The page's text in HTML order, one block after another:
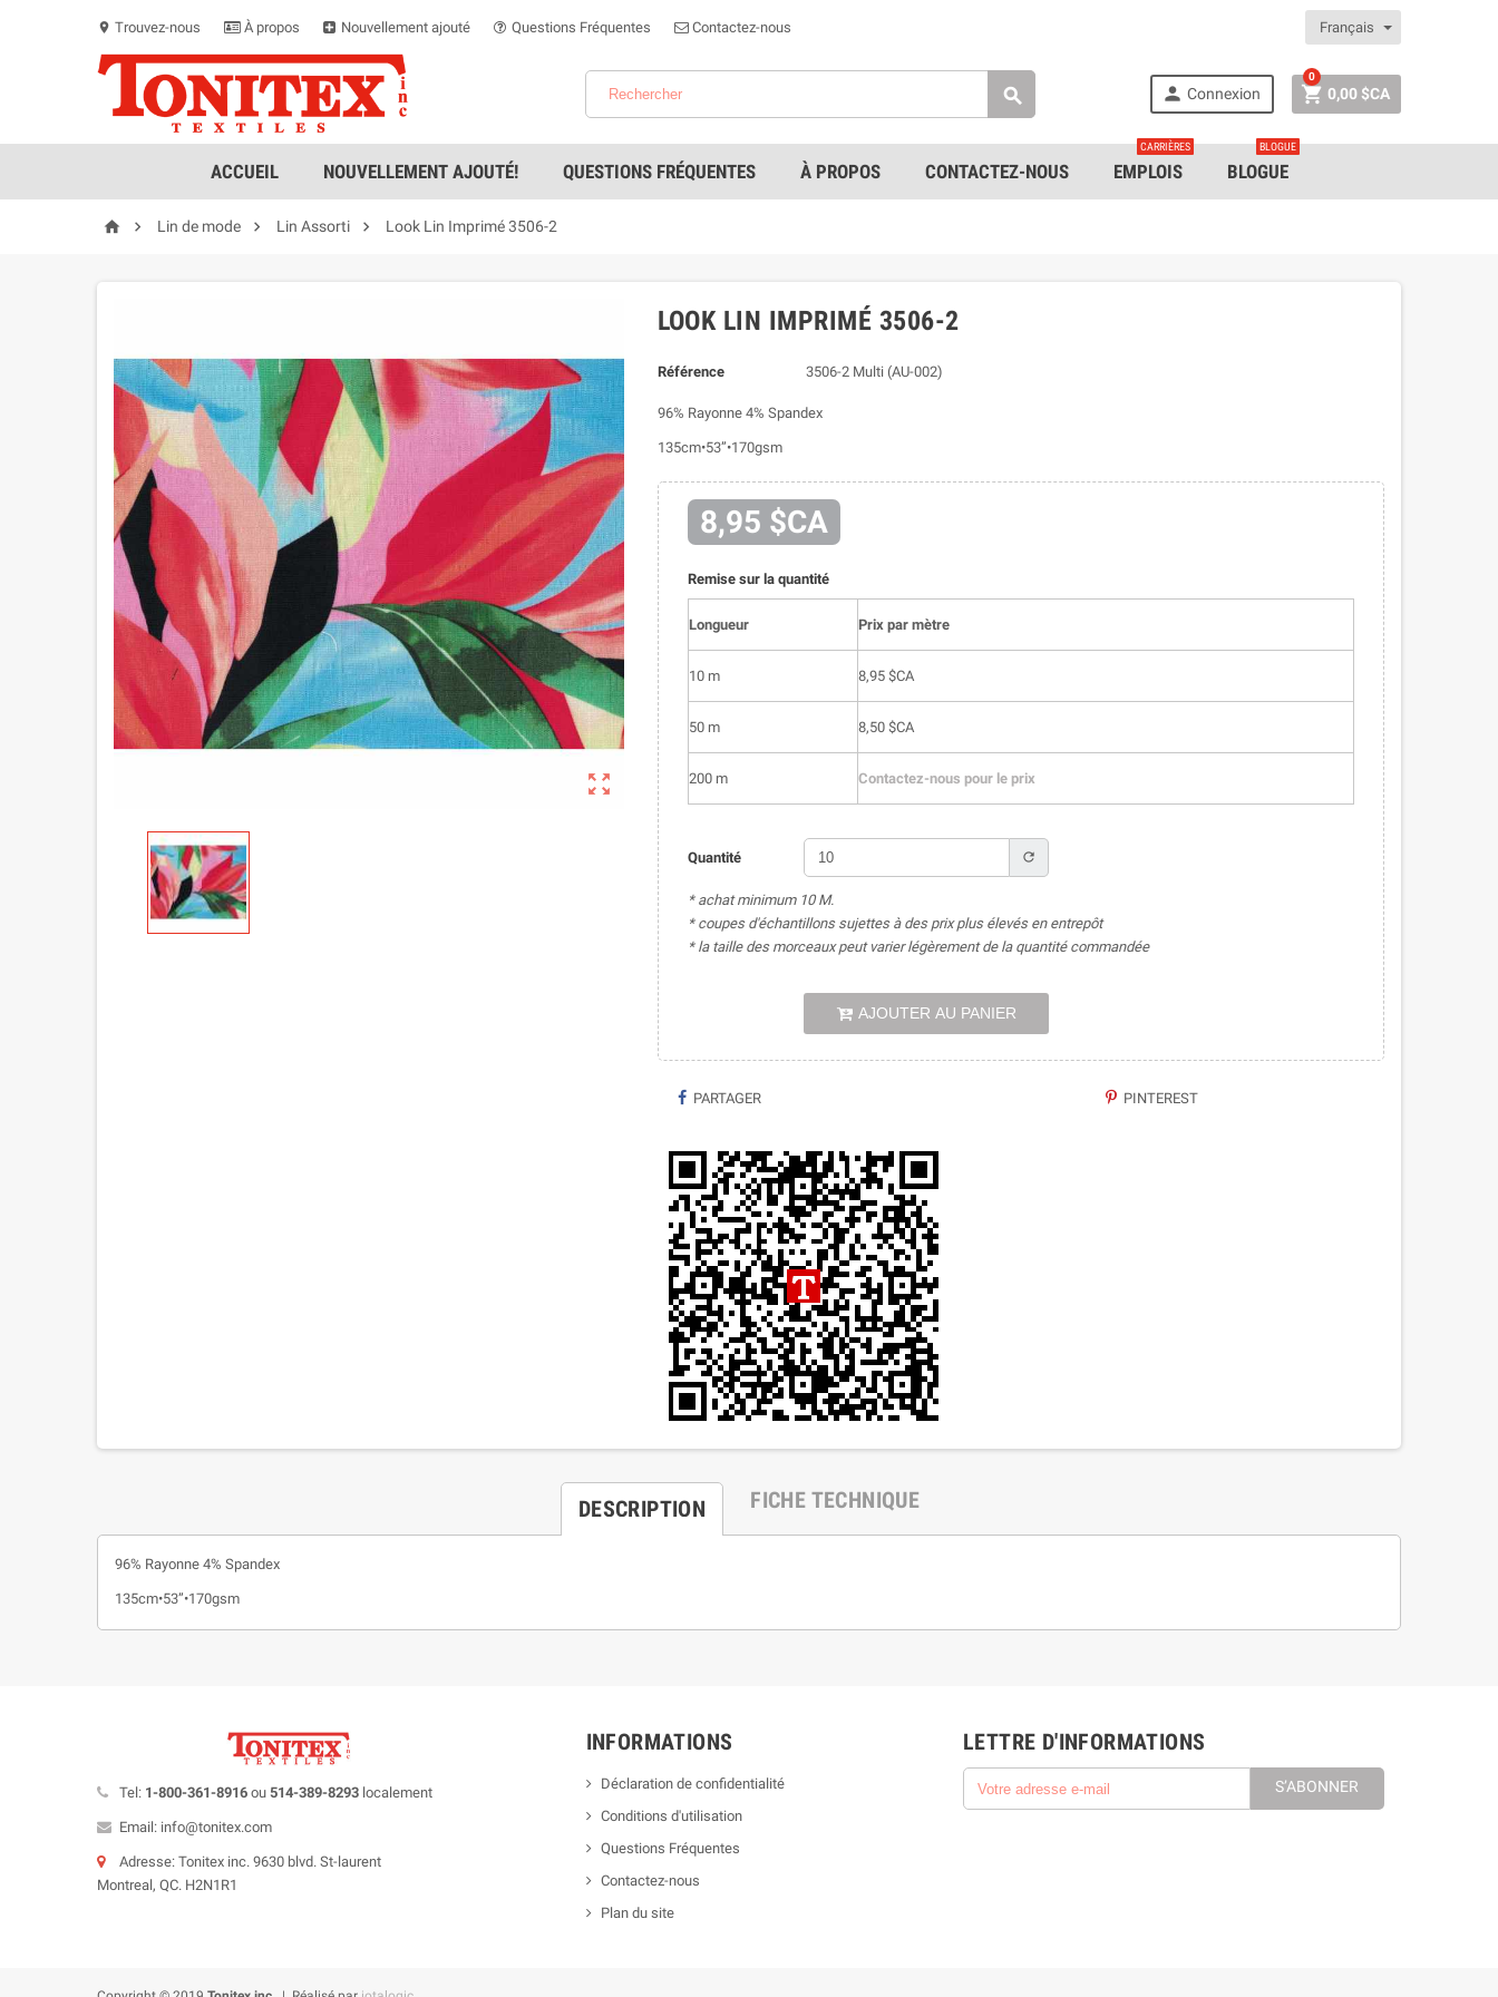
location_on Trouvez-nous À propos Nouvellement ajouté Questions Fréquentes Contactez-nous Français
  Connexion  0,00 $CA
0
ACCUEIL NOUVELLEMENT AJOUTÉ! QUESTIONS FRÉQUENTES À PROPOS CONTACTEZ-NOUS EMPLOIS
CARRIÈRES
BLOGUE
BLOGUE
  Lin de mode  Lin Assorti  Look Lin Imprimé 3506-2

LOOK LIN IMPRIMÉ 3506-2
Référence 3506-2 Multi (AU-002)
96% Rayonne 4% Spandex
135cm•53”•170gsm
8,95 $CA
Remise sur la quantité
Longueur Prix par mètre
10 m 8,95 $CA
50 m 8,50 $CA
200 m Contactez-nous pour le prix
Quantité refresh
* achat minimum 10 M.
* coupes d'échantillons sujettes à des prix plus élevés en entrepôt
* la taille des morceaux peut varier légèrement de la quantité commandée
AJOUTER AU PANIER
PARTAGER PINTEREST
DESCRIPTION FICHE TECHNIQUE
96% Rayonne 4% Spandex
135cm•53”•170gsm
Tel: 1-800-361-8916 ou 514-389-8293 localement
Email: info@tonitex.com
Adresse: Tonitex inc. 9630 blvd. St-laurent
Montreal, QC. H2N1R1
INFORMATIONS
Déclaration de confidentialité
Conditions d'utilisation
Questions Fréquentes
Contactez-nous
Plan du site
LETTRE D'INFORMATIONS
S’ABONNER